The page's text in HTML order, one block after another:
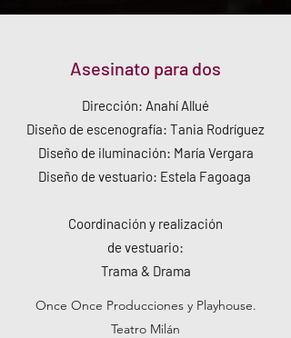
Asesinato para dos
Dirección: Anahí Allué
Diseño de escenografía: Tania Rodríguez
Diseño de iluminación: María Vergara
Diseño de vestuario: Estela Fagoaga
Coordinación y realización
de vestuario:
Trama & Drama
Once Once Producciones y Playhouse.
Teatro Milán